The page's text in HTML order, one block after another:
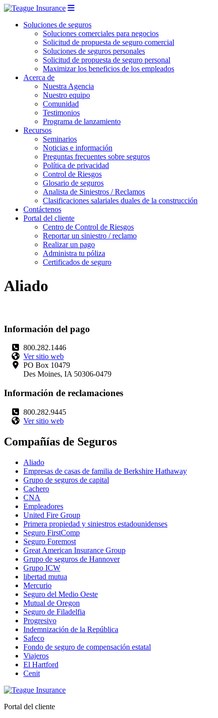
Soluciones de seguros
Soluciones comerciales para negocios
Solicitud de propuesta de seguro comercial
Soluciones de seguros personales
Solicitud de propuesta de seguro personal
Maximizar los beneficios de los empleados
Acerca de
Nuestra Agencia
Nuestro equipo
Comunidad
Testimonios
Programa de lanzamiento
Recursos
Seminarios
Noticias e información
Preguntas frecuentes sobre seguros
Política de privacidad
Control de Riesgos
Glosario de seguros
Analista de Siniestros / Reclamos
Clasificaciones salariales duales de la construcción
Contáctenos
Portal del cliente
Centro de Control de Riesgos
Reportar un siniestro / reclamo
Realizar un pago
Administra tu póliza
Certificados de seguro
Aliado
Información del pago
800.282.1446
Ver sitio web
PO Box 10479
Des Moines, IA 50306-0479
Información de reclamaciones
800.282.9445
Ver sitio web
Compañías de Seguros
Aliado
Empresas de casas de familia de Berkshire Hathaway
Grupo de seguros de capital
Cachero
CNA
Empleadores
United Fire Group
Primera propiedad y siniestros estadounidenses
Seguro FirstComp
Seguro Foremost
Great American Insurance Group
Grupo de seguros de Hannover
Grupo ICW
libertad mutua
Mercurio
Seguro del Medio Oeste
Mutual de Oregon
Seguro de Filadelfia
Progresivo
Indemnización de la República
Safeco
Fondo de seguro de compensación estatal
Viajeros
El Hartford
Cenit
Portal del cliente